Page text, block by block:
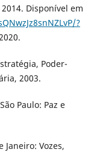
Disponível em
?
Poder-
2003.
Paulo: Paz e
Janeiro: Vozes,